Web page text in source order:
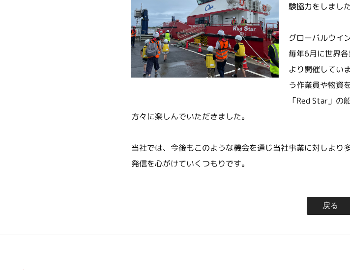
験協力をしました
グローバルウイ
毎年6月に世界
より開催してい
う作業員や物資
「Red Star」の
方々に楽しんでいただきました。
当社では、今後もこのような機会を通じ当社事業に対しより
発信を心がけていくつもりです。
戻る